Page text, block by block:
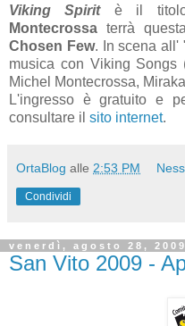
Viking Spiritè il titolo
Montecrossa terrà
Chosen Few. In scena all'
musica con Viking
Michel Montecrossa,
L'ingresso è gratuito e
consultare il sito internet.
OrtaBlog alle 2:53 PM
Condividi
venerdì, agosto 28, 2009
San Vito 2009 -